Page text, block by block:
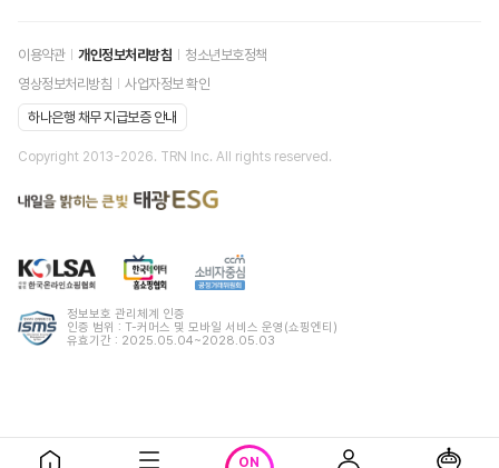
이용약관 개인정보처리방침
청소년보호정책
영상정보처리방침
사업자정보 확인
하나은행 채무 지급보증 안내
Copyright 2013-2026. TRN Inc. All rights reserved.
정보보호 관리체계 인증
인증 범위 : T-커머스 및 모바일 서비스 운영(쇼핑엔티)
유효기간 : 2025.05.04~2028.05.03
ON